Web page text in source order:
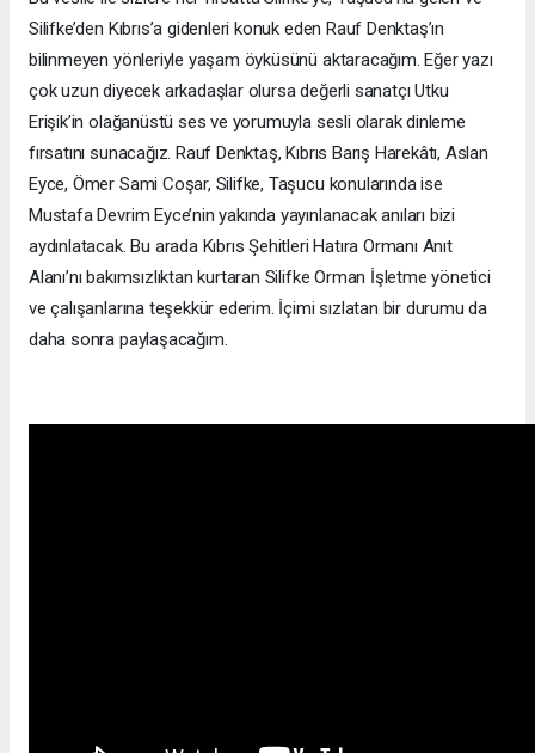
Silifke’den Kıbrıs’a gidenleri konuk eden Rauf Denktaş’ın
bilinmeyen yönleriyle yaşam öyküsünü aktaracağım. Eğer yazı
çok uzun diyecek arkadaşlar olursa değerli sanatçı Utku
Erişik’in olağanüstü ses ve yorumuyla sesli olarak dinleme
fırsatını sunacağız. Rauf Denktaş, Kıbrıs Barış Harekâtı, Aslan
Eyce, Ömer Sami Coşar, Silifke, Taşucu konularında ise
Mustafa Devrim Eyce’nin yakında yayınlanacak anıları bizi
aydınlatacak. Bu arada Kıbrıs Şehitleri Hatıra Ormanı Anıt
Alanı’nı bakımsızlıktan kurtaran Silifke Orman İşletme yönetici
ve çalışanlarına teşekkür ederim. İçimi sızlatan bir durumu da
daha sonra paylaşacağım.